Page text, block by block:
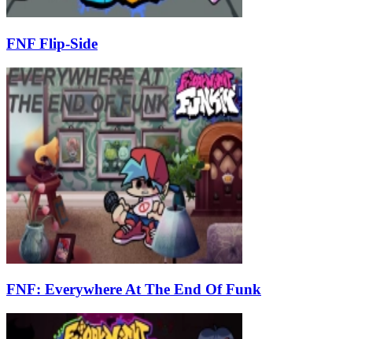
FNF Flip-Side
FNF: Everywhere At The End Of Funk